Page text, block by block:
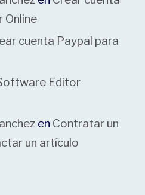
Online
cuenta Paypal para
Editor
en Contratar un
un artículo